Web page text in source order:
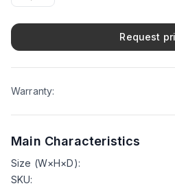
Request
Warranty:
Main Characteristics
Size (W×H×D):
SKU: